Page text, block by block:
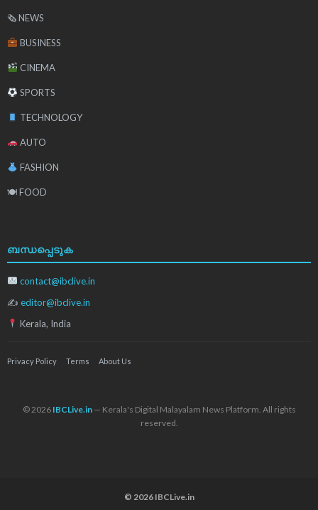
🗞 NEWS
BUSINESS
CINEMA
SPORTS
TECHNOLOGY
AUTO
FASHION
🍽 FOOD
ബന്ധപ്പെടുക
contact@ibclive.in
✍ editor@ibclive.in
Kerala, India
Privacy Policy Terms About Us
© 2026 IBCLive.in— Kerala's Digital Malayalam News Platform. All rights
reserved.
© 2026 IBCLive.in